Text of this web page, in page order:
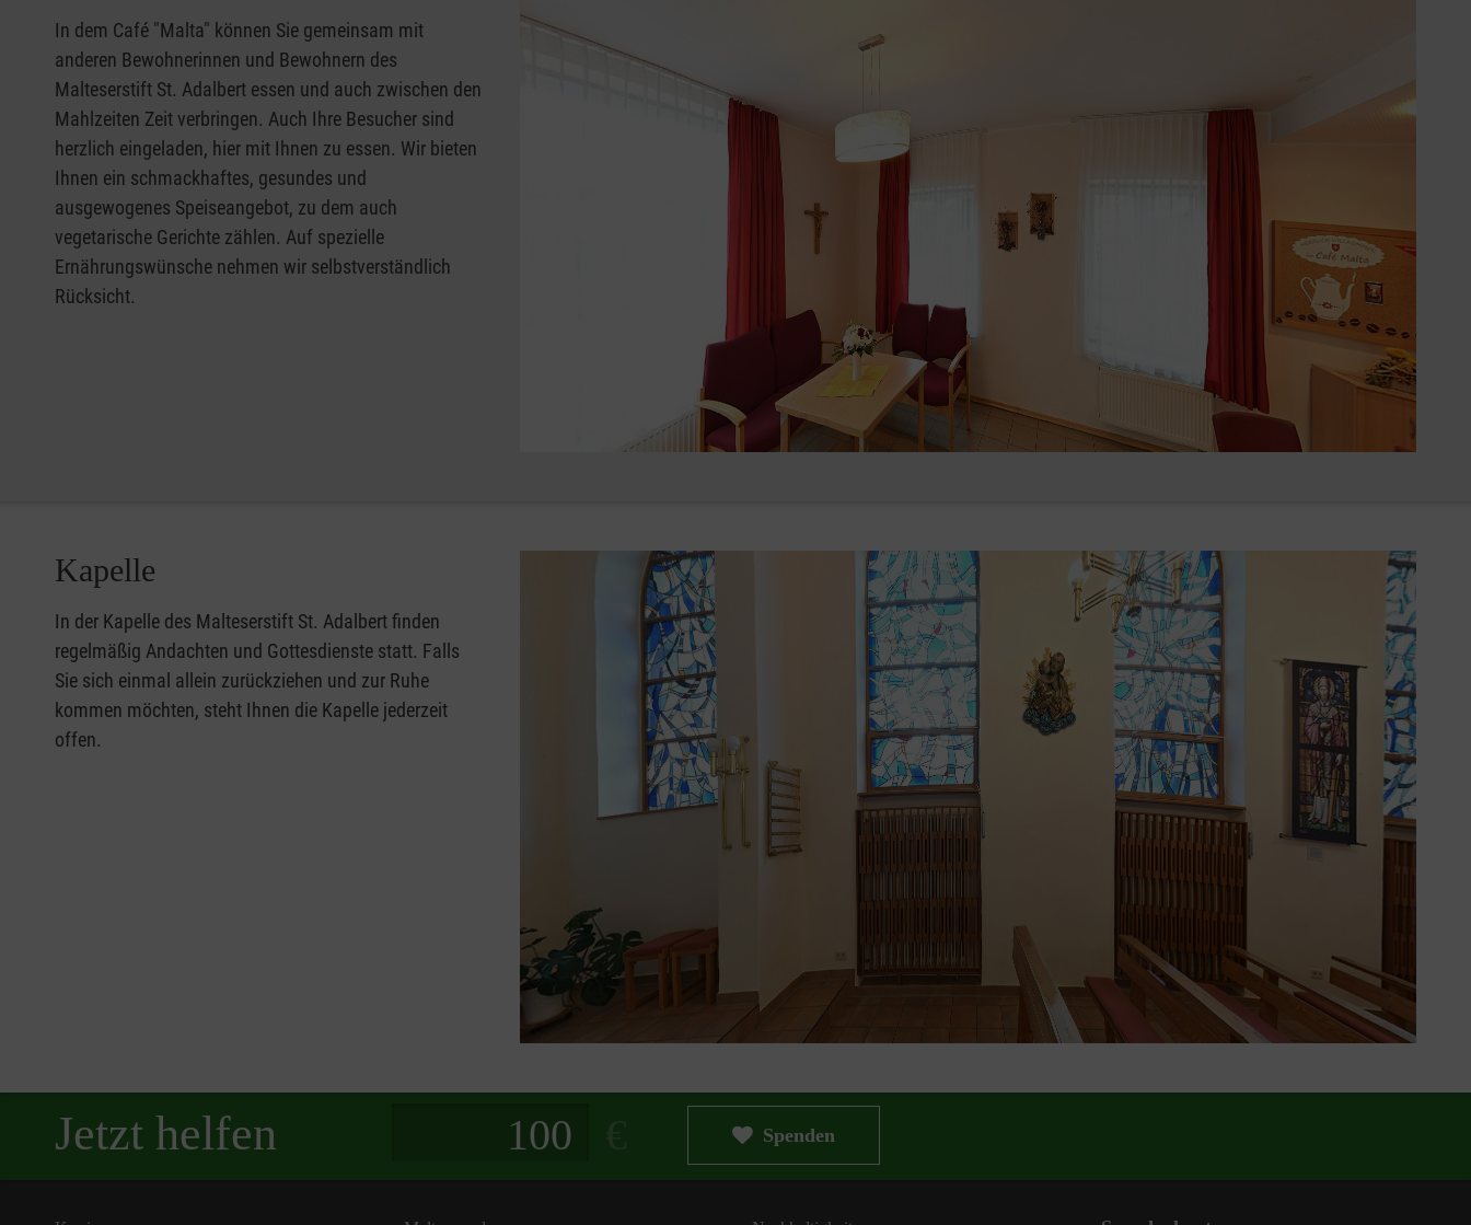
In dem Café "Malta" können Sie gemeinsam mit
anderen Bewohnerinnen und Bewohnern des
Malteserstift St. Adalbert essen und auch zwischen den
Mahlzeiten Zeit verbringen. Auch Ihre Besucher sind
herzlich eingeladen, hier mit Ihnen zu essen. Wir bieten
Ihnen ein schmackhaftes, gesundes und
ausgewogenes Speiseangebot, zu dem auch
vegetarische Gerichte zählen. Auf spezielle
Ernährungswünsche nehmen wir selbstverständlich
Rücksicht.
Kapelle
In der Kapelle des Malteserstift St. Adalbert finden
regelmäßig Andachten und Gottesdienste statt. Falls
Sie sich einmal allein zurückziehen und zur Ruhe
kommen möchten, steht Ihnen die Kapelle jederzeit
offen.
Jetzt helfen Spenden